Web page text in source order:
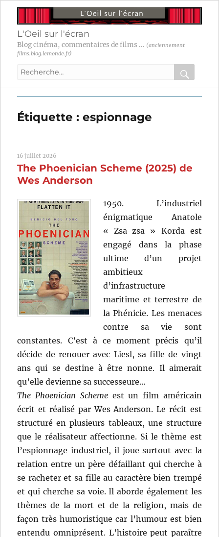
L'Oeil sur l'écran
Blog cinéma, commentaires de films ... (anciennement
films.blog.lemonde.fr)
Recherche
:
OK
Étiquette :espionnage
16 juillet 2026
The Phoenician Scheme (2025) de
Wes Anderson
1950. L’industriel
énigmatique Anatole
« Zsa-zsa » Korda est
engagé dans la phase
ultime d’un projet
ambitieux
d’infrastructure
maritime et terrestre de
la Phénicie. Les menaces
contre sa vie sont
constantes. C’est à ce moment précis qu’il
décide de renouer avec Liesl, sa fille de vingt
ans qui se destine à être nonne. Il aimerait
qu’elle devienne sa successeure…
The Phoenician Schemeest un film américain
écrit et réalisé par Wes Anderson. Le récit est
structuré en plusieurs tableaux, une structure
que le réalisateur affectionne. Si le thème est
l’espionnage industriel, il joue surtout avec la
relation entre un père défaillant qui cherche à
se racheter et sa fille au caractère bien trempé
et qui cherche sa voie. Il aborde également les
thèmes de la mort et de la religion, mais de
façon très humoristique car l’humour est bien
entendu omniprésent. L’histoire peut paraître